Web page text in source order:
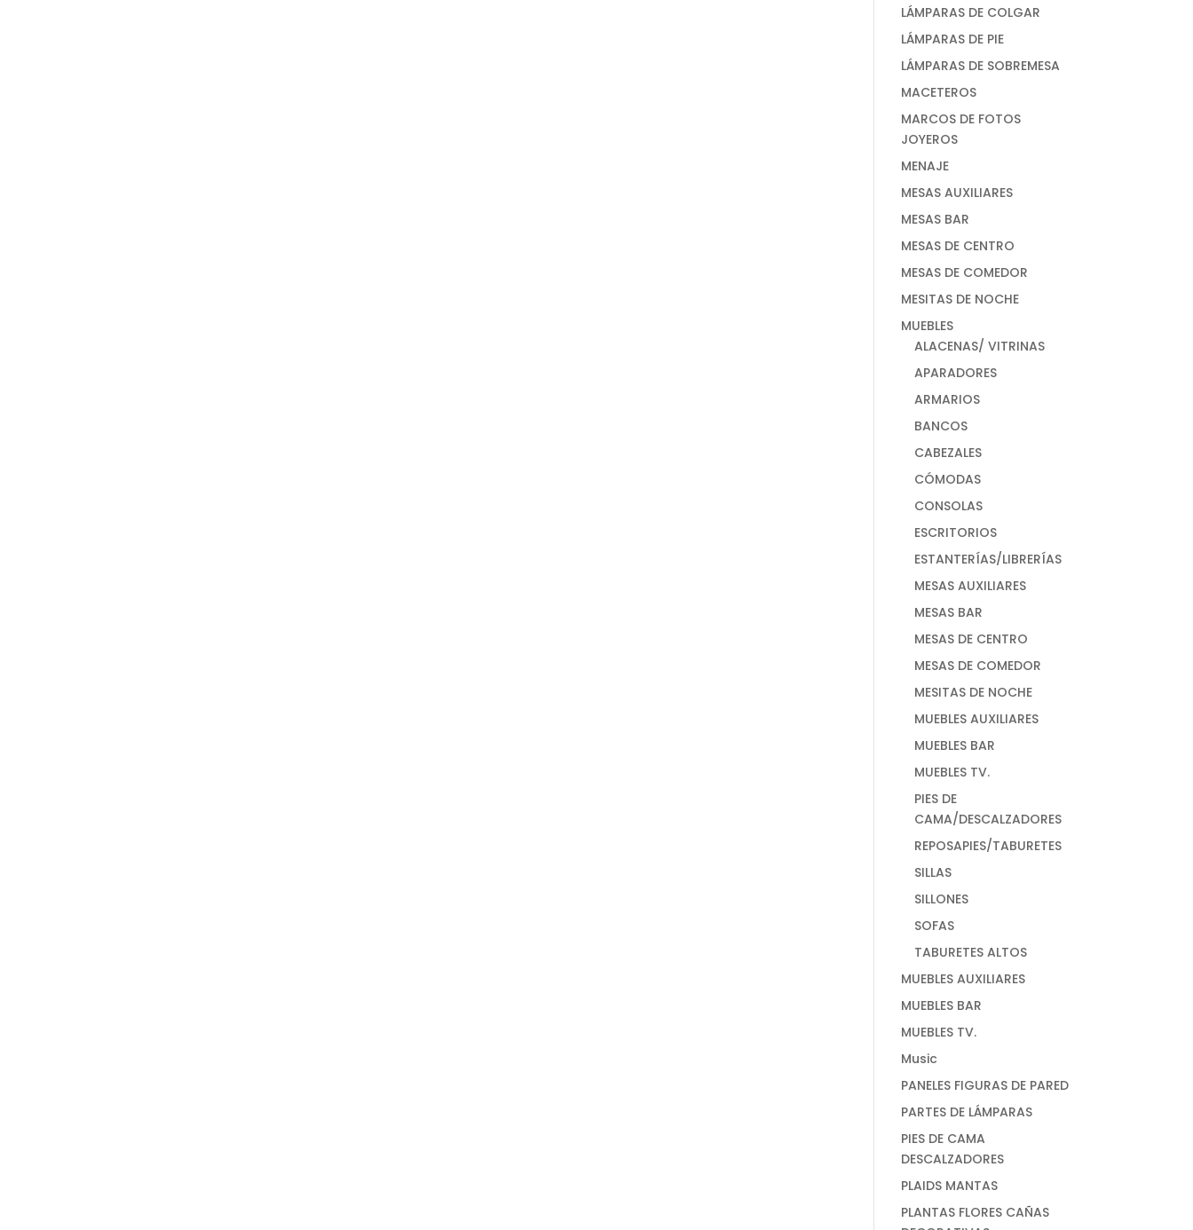
LÁMPARAS DE COLGAR
LÁMPARAS DE PIE
LÁMPARAS DE SOBREMESA
MACETEROS
MARCOS DE FOTOS
JOYEROS
MENAJE
MESAS AUXILIARES
MESAS BAR
MESAS DE CENTRO
MESAS DE COMEDOR
MESITAS DE NOCHE
MUEBLES
ALACENAS/ VITRINAS
APARADORES
ARMARIOS
BANCOS
CABEZALES
CÓMODAS
CONSOLAS
ESCRITORIOS
ESTANTERÍAS/LIBRERÍAS
MESAS AUXILIARES
MESAS BAR
MESAS DE CENTRO
MESAS DE COMEDOR
MESITAS DE NOCHE
MUEBLES AUXILIARES
MUEBLES BAR
MUEBLES TV.
PIES DE
CAMA/DESCALZADORES
REPOSAPIES/TABURETES
SILLAS
SILLONES
SOFAS
TABURETES ALTOS
MUEBLES AUXILIARES
MUEBLES BAR
MUEBLES TV.
Music
PANELES FIGURAS DE PARED
PARTES DE LÁMPARAS
PIES DE CAMA
DESCALZADORES
PLAIDS MANTAS
PLANTAS FLORES CAÑAS